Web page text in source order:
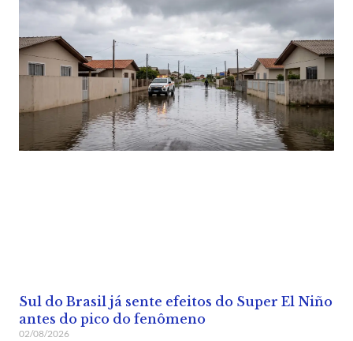
Sul do Brasil já sente efeitos do Super El Niño
antes do pico do fenômeno
02/08/2026